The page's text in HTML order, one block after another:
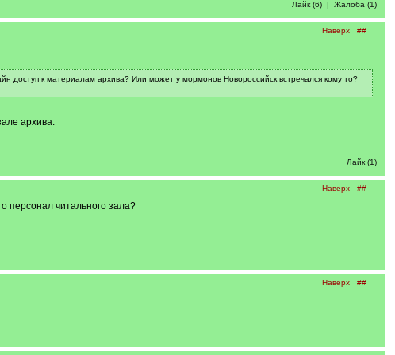
Лайк (6)| Жалоба (1)
Наверх ##
доступ к материалам архива? Или может у мормонов Новороссийск встречался кому то?
архива.
Лайк (1)
Наверх ##
персонал читального зала?
Наверх ##